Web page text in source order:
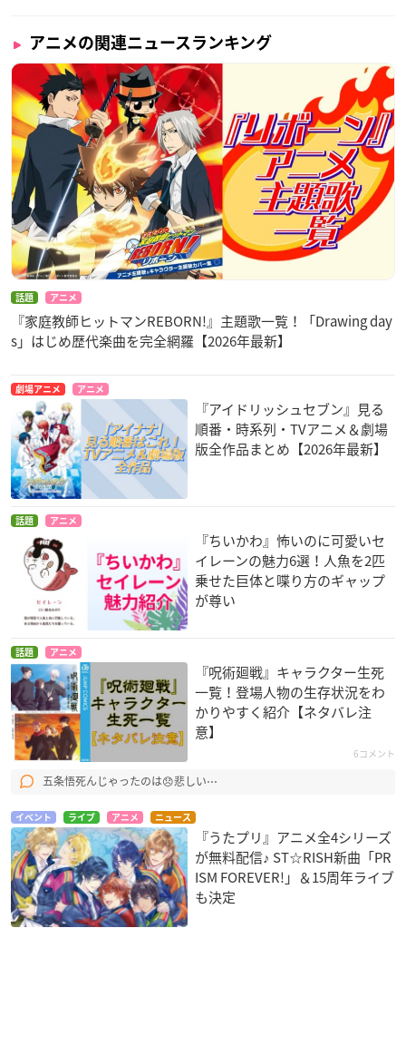
アニメの関連ニュースランキング
話題 アニメ
『家庭教師ヒットマンREBORN!』主題歌一覧！「Drawing day
s」はじめ歴代楽曲を完全網羅【2026年最新】
劇場アニメ アニメ
『アイドリッシュセブン』見る
順番・時系列・TVアニメ＆劇場
版全作品まとめ【2026年最新】
話題 アニメ
『ちいかわ』怖いのに可愛いセ
イレーンの魅力6選！人魚を2匹
乗せた巨体と喋り方のギャップ
が尊い
話題 アニメ
『呪術廻戦』キャラクター生死
一覧！登場人物の生存状況をわ
かりやすく紹介【ネタバレ注
意】
6コメント
五条悟死んじゃったのは😞悲しい⋯
イベント ライブ アニメ ニュース
『うたプリ』アニメ全4シリーズ
が無料配信♪ ST☆RISH新曲「PR
ISM FOREVER!」＆15周年ライブ
も決定